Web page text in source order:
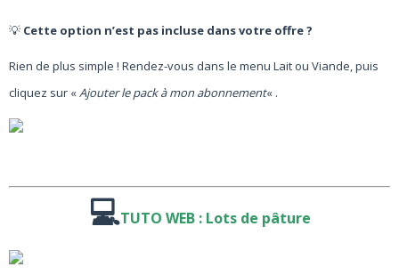
💡 Cette option n’est pas incluse dans votre offre ?
Rien de plus simple ! Rendez-vous dans le menu Lait ou Viande, puis
cliquez sur « Ajouter le pack à mon abonnement« .
💻TUTO WEB : Lots de pâture